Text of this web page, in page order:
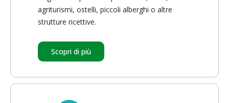
agriturismi, ostelli, piccoli alberghi o altre
strutture ricettive.
Scopri di più